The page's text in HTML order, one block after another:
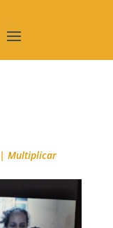
| Multiplicar